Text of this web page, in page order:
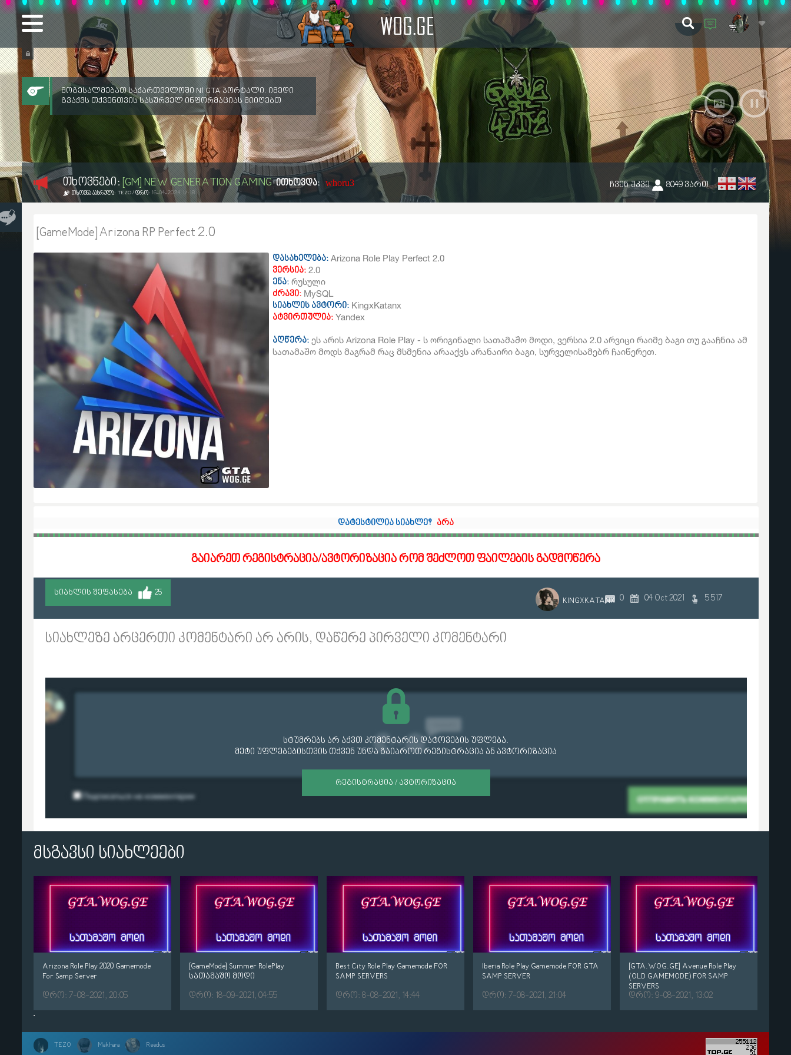
WOG.GE
მოგესალმებათ საქართველოში N1 GTA პორტალი. იმედი
გვაქვს თქვენთვის სასურველ ინფორმაციას მიიღებთ
ᲗᲮᲝᲕᲜᲔᲑᲘ: [GM] NEW GENERATION GAMING ითხოვდა: whoru3
ᲗᲮᲝᲕᲜᲐ ᲐᲐᲡᲠᲣᲚᲐ: TEZO/ ᲓᲠᲝ: 16-04-2024, 17:18
ჩვენ უკვე 8049 ვართ
[GameMode] Arizona RP Perfect 2.0
დასახელება: Arizona Role Play Perfect 2.0
ვერსია: 2.0
ენა: რუსული
ძრავი: MySQL
სიახლის ავტორი: KingxKatanx
ატვირთულია: Yandex
აღწერა: ეს არის Arizona Role Play - ს ორიგინალი სათამაშო მოდი, ვერსია 2.0 არვიცი რაიმე ბაგი თუ გააჩნია ამ
სათამაშო მოდს მაგრამ რაც მსმენია არააქვს არანაირი ბაგი, სურველისამებრ ჩაიწერეთ.
დატესტილია სიახლე? არა
გაიარეთ რეგისტრაცია/ავტორიზაცია რომ შეძლოთ ფაილების გადმოწერა
ᲡᲘᲐᲮᲚᲘᲡ ᲨᲔᲤᲐᲡᲔᲑᲐ
25
KINGXKATANX
5 517
04 Oct 2021
0
სიახლეზე არცერთი კომენტარი არ არის, დაწერე პირველი კომენტარი
სტუმრებს არ აქვთ კომენტარის დატოვების უფლება.
მეტი უფლებებისთვის თქვენ უნდა გაიაროთ რეგისტრაცია ან ავტორიზაცია
ᲠᲔᲒᲘᲡᲢᲠᲐᲪᲘᲐ / ᲐᲕᲢᲝᲠᲘᲖᲐᲪᲘᲐ
მსგავსი სიახლეები
Arizona Role Play 2020 Gamemode
For Samp Server
დრო: 7-08-2021, 20:05
[GameMode] Summer RolePlay
სათამაშო მოდი
დრო: 18-09-2021, 04:55
Best City Role Play Gamemode FOR
SAMP SERVERS
დრო: 8-08-2021, 14:44
Iberia Role Play Gamemode FOR GTA
SAMP SERVER
დრო: 7-08-2021, 21:04
[GTA.WOG.GE] Avenue Role Play
(OLD GAMEMODE) FOR SAMP
SERVERS
დრო: 9-08-2021, 13:02
TEZO Makhara Reedus